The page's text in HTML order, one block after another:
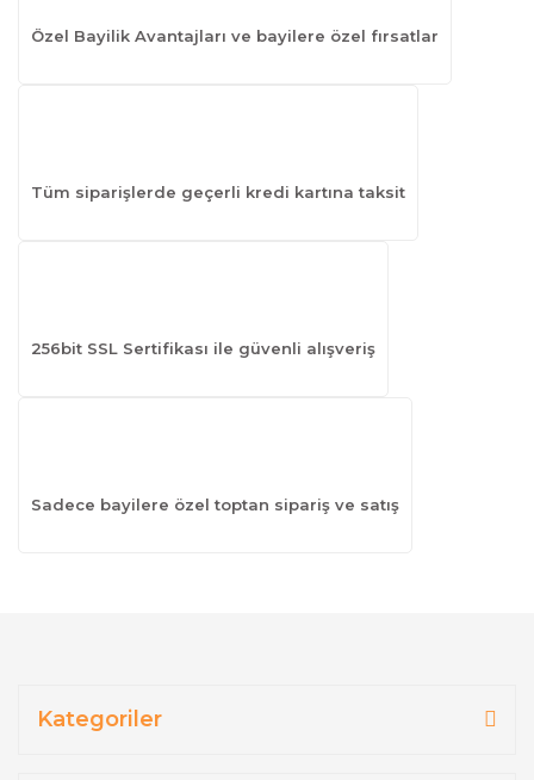
Özel Bayilik Avantajları ve bayilere özel fırsatlar
Tüm siparişlerde geçerli kredi kartına taksit
256bit SSL Sertifikası ile güvenli alışveriş
Sadece bayilere özel toptan sipariş ve satış
Kategoriler